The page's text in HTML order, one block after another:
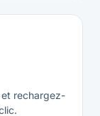
rechargez-